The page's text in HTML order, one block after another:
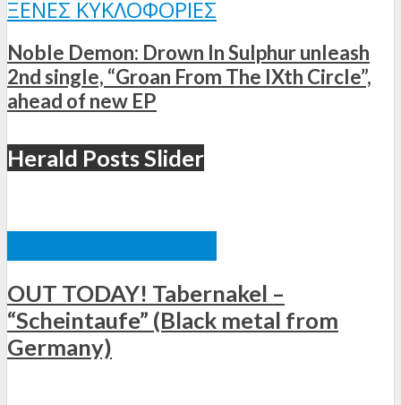
ΞΈΝΕΣ ΚΥΚΛΟΦΟΡΊΕΣ
Noble Demon: Drown In Sulphur unleash
2nd single, “Groan From The IXth Circle”,
ahead of new EP
Herald Posts Slider
OUT TODAY! Tabernakel –
“Scheintaufe” (Black metal from
Germany)